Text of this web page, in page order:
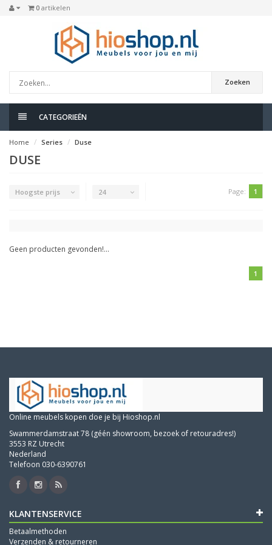
0 artikelen
Zoeken
CATEGORIEËN
Home Series Duse
DUSE
Hoogste prijs 24 Page: 1
Geen producten gevonden!...
1
Online meubels kopen doe je bij Hioshop.nl
Swammerdamstraat 78 (géén showroom, bezoek of retouradres!)
3553 RZ Utrecht
Nederland
Telefoon 030-6390761
KLANTENSERVICE
Betaalmethoden
Verzenden & retourneren